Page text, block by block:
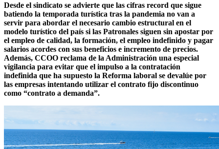
Desde el sindicato se advierte que las cifras record que sigue
batiendo la temporada turística tras la pandemia no van a
servir para abordar el necesario cambio estructural en el
modelo turístico del país si las Patronales siguen sin apostar por
el empleo de calidad, la formación, el empleo indefinido y pagar
salarios acordes con sus beneficios e incremento de precios.
Además, CCOO reclama de la Administración una especial
vigilancia para evitar que el impulso a la contratación
indefinida que ha supuesto la Reforma laboral se devalúe por
las empresas intentando utilizar el contrato fijo discontinuo
como “contrato a demanda”.